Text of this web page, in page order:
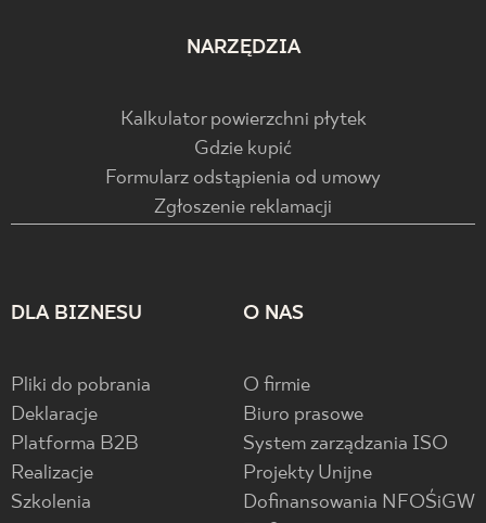
NARZĘDZIA
Kalkulator powierzchni płytek
Gdzie kupić
Formularz odstąpienia od umowy
Zgłoszenie reklamacji
DLA BIZNESU
Pliki do pobrania
Deklaracje
Platforma B2B
Realizacje
Szkolenia
O NAS
O firmie
Biuro prasowe
System zarządzania ISO
Projekty Unijne
Dofinansowania NFOŚiGW